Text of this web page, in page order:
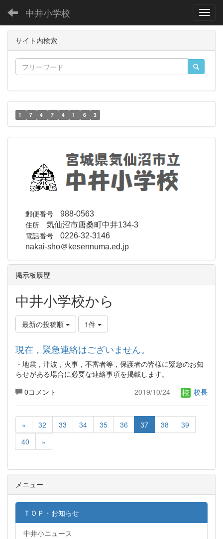
中井小学校
サイト内検索
1 7 4 7 4 1 6 3
郵便番号 988-0563
住所 気仙沼市唐桑町中井134-3
電話番号 0226-32-3146
nakai-sho＠kesennuma.ed.jp
掲示板履歴
中井小学校から
最新の投稿順 1件
現在，緊急連絡はございません。
・地震，津波，火事，不審者等，保護者の皆様に緊急のお知
らせがある場合に必要な連絡事項を掲載します。
0コメント
2019/10/24 校長
« 32 33 34 35 36 37 38
39
40
»
メニュー
ＴＯＰ・お知らせ
中井小ニュース